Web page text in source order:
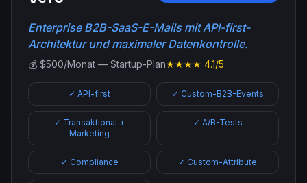
Enterprise B2B-SaaS-E-Mails mit API-first-
Architektur und maximaler Datenkontrolle.
💰 $500/Monat — Startup-Plan★★★★ 4.1/5
✓ API-first ✓ Custom-B2B-Events
✓ Transaktional +
Marketing
✓ A/B-Tests
✓ Compliance ✓ Custom-Attribute